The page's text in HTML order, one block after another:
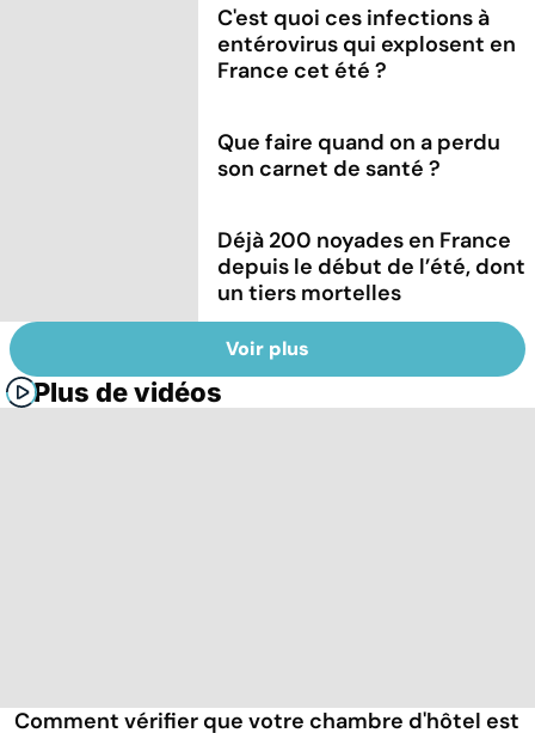
C'est quoi ces infections à
entérovirus qui explosent en
France cet été ?
Que faire quand on a perdu
son carnet de santé ?
Déjà 200 noyades en France
depuis le début de l’été, dont
un tiers mortelles
Voir plus
Plus de vidéos
Comment vérifier que votre chambre d'hôtel est